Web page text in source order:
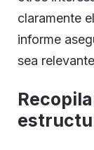
claramente
informe
sea